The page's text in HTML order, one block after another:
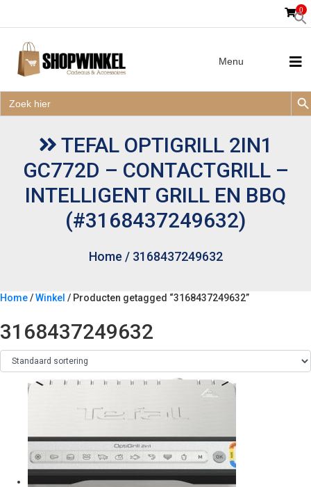
naar:
0
Zoek
naar:
Menu
TEFAL OPTIGRILL 2IN1
GC772D – CONTACTGRILL –
INTELLIGENT GRILL EN BBQ
(#3168437249632)
Home / 3168437249632
Home/Winkel / Producten getagged “3168437249632”
3168437249632